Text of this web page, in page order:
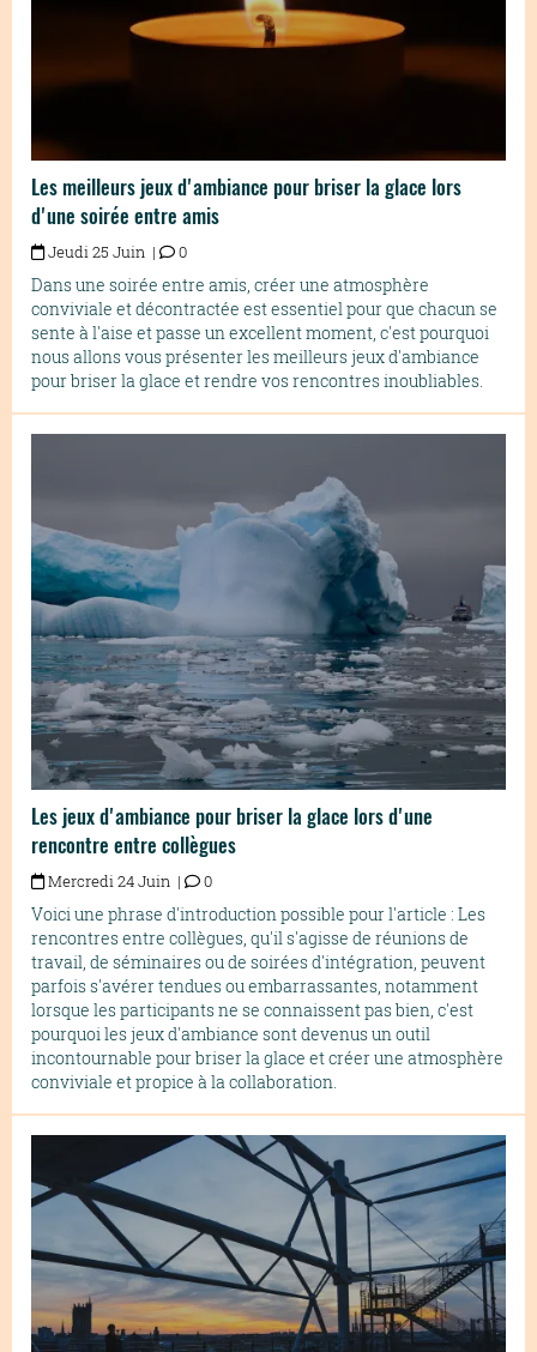
Les meilleurs jeux d'ambiance pour briser la glace lors
d'une soirée entre amis
Jeudi 25 Juin | 0
Dans une soirée entre amis, créer une atmosphère
conviviale et décontractée est essentiel pour que chacun se
sente à l'aise et passe un excellent moment, c'est pourquoi
nous allons vous présenter les meilleurs jeux d'ambiance
pour briser la glace et rendre vos rencontres inoubliables.
Les jeux d'ambiance pour briser la glace lors d'une
rencontre entre collègues
Mercredi 24 Juin | 0
Voici une phrase d'introduction possible pour l'article : Les
rencontres entre collègues, qu'il s'agisse de réunions de
travail, de séminaires ou de soirées d'intégration, peuvent
parfois s'avérer tendues ou embarrassantes, notamment
lorsque les participants ne se connaissent pas bien, c'est
pourquoi les jeux d'ambiance sont devenus un outil
incontournable pour briser la glace et créer une atmosphère
conviviale et propice à la collaboration.